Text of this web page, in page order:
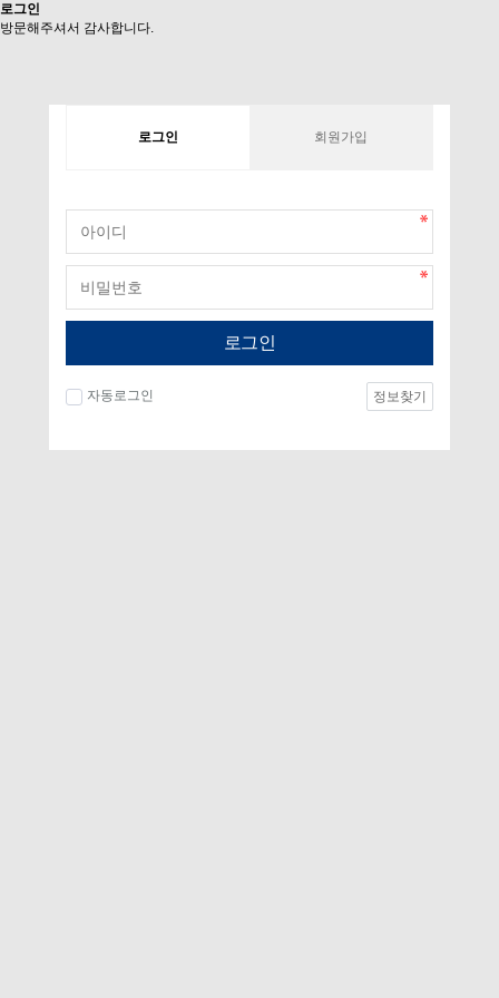
로그인
방문해주셔서 감사합니다.
로그인 회원가입
로그인
자동로그인 정보찾기